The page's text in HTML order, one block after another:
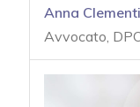
Anna Clementi
Avvocato,